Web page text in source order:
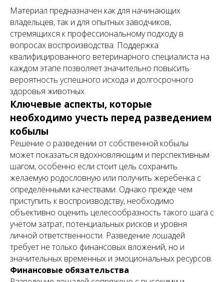
Материал предназначен как для начинающих
владельцев, так и для опытных заводчиков,
стремящихся к профессиональному подходу в
вопросах воспроизводства. Поддержка
квалифицированного ветеринарного специалиста на
каждом этапе позволяет значительно повысить
вероятность успешного исхода и долгосрочного
здоровья животных.
Ключевые аспекты, которые
необходимо учесть перед разведением
кобылы
Решение о разведении от собственной кобылы
может показаться вдохновляющим и перспективным
шагом, особенно если стоит цель сохранить
желаемую родословную или получить жеребенка с
определёнными качествами. Однако прежде чем
приступить к воспроизводству, необходимо
объективно оценить целесообразность такого шага с
учётом затрат, потенциальных рисков и уровня
личной ответственности. Разведение лошадей
требует не только финансовых вложений, но и
значительных временных и эмоциональных ресурсов.
Финансовые обязательства